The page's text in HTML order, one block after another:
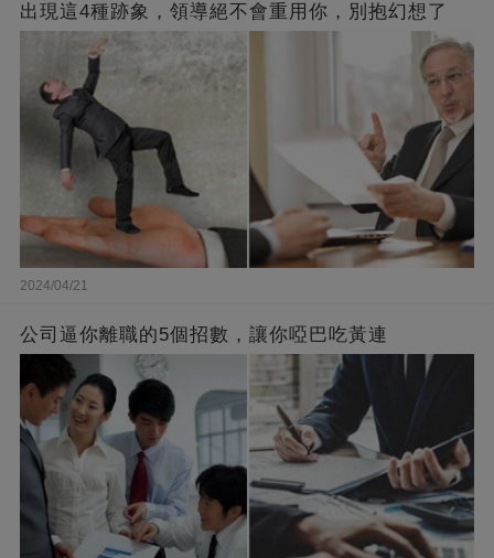
出現這4種跡象，領導絕不會重用你，別抱幻想了
2024/04/21
公司逼你離職的5個招數，讓你啞巴吃黃連